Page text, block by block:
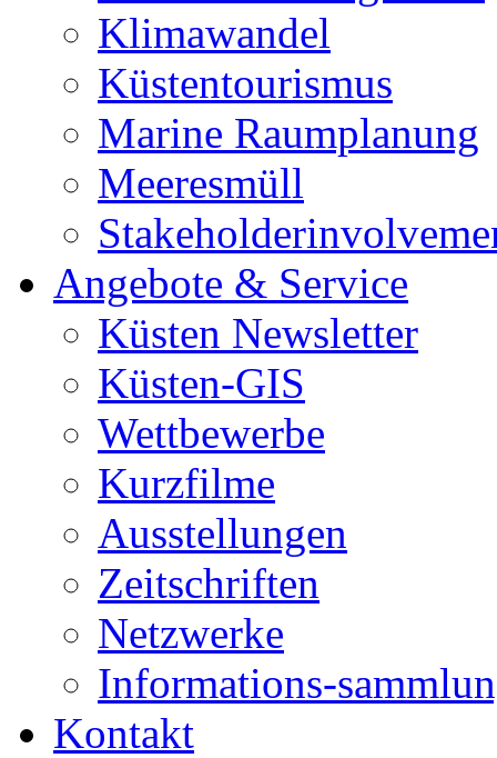
Klimawandel
Küstentourismus
Marine Raumplanung
Meeresmüll
Angebote & Service
Küsten Newsletter
Küsten-GIS
Wettbewerbe
Kurzfilme
Ausstellungen
Zeitschriften
Netzwerke
Informations-
Kontakt